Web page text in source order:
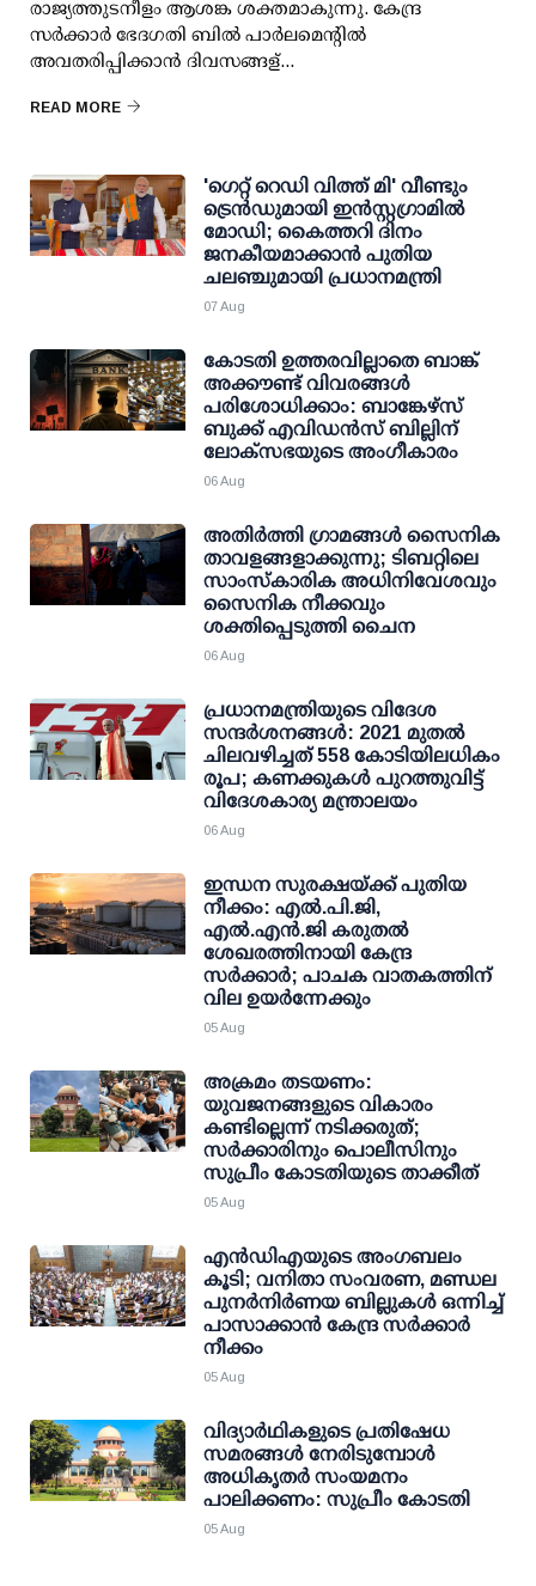
രാജ്യത്തുടനീളം ആശങ്ക ശക്തമാകുന്നു. കേന്ദ്ര
സര്‍ക്കാര്‍ ഭേദഗതി ബില്‍ പാര്‍ലമെന്റില്‍
അവതരിപ്പിക്കാന്‍ ദിവസങ്ങള്...
READ MORE
'ഗെറ്റ് റെഡി വിത്ത് മി' വീണ്ടും
ട്രെന്‍ഡുമായി ഇന്‍സ്റ്റഗ്രാമില്‍
മോഡി; കൈത്തറി ദിനം
ജനകീയമാക്കാന്‍ പുതിയ
ചലഞ്ചുമായി പ്രധാനമന്ത്രി
07 Aug
കോടതി ഉത്തരവില്ലാതെ ബാങ്ക്
അക്കൗണ്ട് വിവരങ്ങള്‍
പരിശോധിക്കാം: ബാങ്കേഴ്സ്
ബുക്ക് എവിഡന്‍സ് ബില്ലിന്
ലോക്സഭയുടെ അംഗീകാരം
06 Aug
അതിര്‍ത്തി ഗ്രാമങ്ങള്‍ സൈനിക
താവളങ്ങളാക്കുന്നു; ടിബറ്റിലെ
സാംസ്‌കാരിക അധിനിവേശവും
സൈനിക നീക്കവും
ശക്തിപ്പെടുത്തി ചൈന
06 Aug
പ്രധാനമന്ത്രിയുടെ വിദേശ
സന്ദർശനങ്ങൾ: 2021 മുതൽ
ചിലവഴിച്ചത് 558 കോടിയിലധികം
രൂപ; കണക്കുകൾ പുറത്തുവിട്ട്
വിദേശകാര്യ മന്ത്രാലയം
06 Aug
ഇന്ധന സുരക്ഷയ്ക്ക് പുതിയ
നീക്കം: എല്‍.പി.ജി,
എല്‍.എന്‍.ജി കരുതല്‍
ശേഖരത്തിനായി കേന്ദ്ര
സര്‍ക്കാര്‍; പാചക വാതകത്തിന്
വില ഉയര്‍ന്നേക്കും
05 Aug
അക്രമം തടയണം:
യുവജനങ്ങളുടെ വികാരം
കണ്ടില്ലെന്ന് നടിക്കരുത്;
സര്‍ക്കാരിനും പൊലീസിനും
സുപ്രീം കോടതിയുടെ താക്കീത്
05 Aug
എന്‍ഡിഎയുടെ അംഗബലം
കൂടി; വനിതാ സംവരണ, മണ്ഡല
പുനര്‍നിര്‍ണയ ബില്ലുകള്‍ ഒന്നിച്ച്
പാസാക്കാന്‍ കേന്ദ്ര സര്‍ക്കാര്‍
നീക്കം
05 Aug
വിദ്യാര്‍ഥികളുടെ പ്രതിഷേധ
സമരങ്ങള്‍ നേരിടുമ്പോള്‍
അധികൃതര്‍ സംയമനം
പാലിക്കണം: സുപ്രീം കോടതി
05 Aug